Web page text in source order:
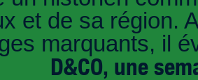
et de sa région.
marquants, il
D&CO, une